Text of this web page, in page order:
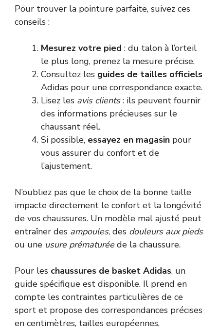
Pour trouver la pointure parfaite, suivez ces
conseils :
Mesurez votre pied : du talon à l’orteil
le plus long, prenez la mesure précise.
Consultez les guides de tailles officiels
Adidas pour une correspondance exacte.
Lisez les avis clients: ils peuvent fournir
des informations précieuses sur le
chaussant réel.
Si possible, essayez en magasin pour
vous assurer du confort et de
l’ajustement.
N’oubliez pas que le choix de la bonne taille
impacte directement le confort et la longévité
de vos chaussures. Un modèle mal ajusté peut
entraîner des ampoules, des douleurs aux pieds
ou une usure prématuréede la chaussure.
Pour les chaussures de basket Adidas, un
guide spécifique est disponible. Il prend en
compte les contraintes particulières de ce
sport et propose des correspondances précises
en centimètres, tailles européennes,